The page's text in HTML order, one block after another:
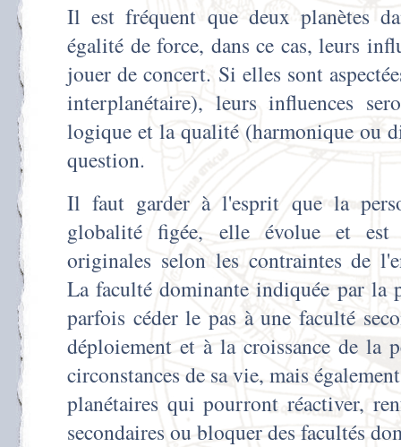
Il est fréquent que deux planètes
égalité de force, dans ce cas, leurs
jouer de concert. Si elles sont
interplanétaire), leurs influences
logique et la qualité (harmonique ou
question.
Il faut garder à l'esprit que la
globalité figée, elle évolue et est
originales selon les contraintes de
La faculté dominante indiquée par la
parfois céder le pas à une faculté
déploiement et à la croissance de la
circonstances de sa vie, mais
planétaires qui pourront réactiver,
secondaires ou bloquer des facultés